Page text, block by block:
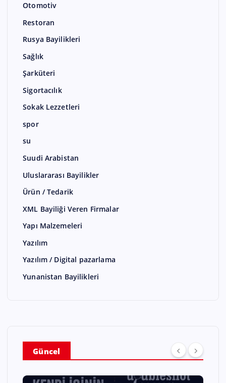
Otomotiv
Restoran
Rusya Bayilikleri
Sağlık
Şarküteri
Sigortacılık
Sokak Lezzetleri
spor
su
Suudi Arabistan
Uluslararası Bayilikler
Ürün / Tedarik
XML Bayiliği Veren Firmalar
Yapı Malzemeleri
Yazılım
Yazılım / Digital pazarlama
Yunanistan Bayilikleri
Güncel